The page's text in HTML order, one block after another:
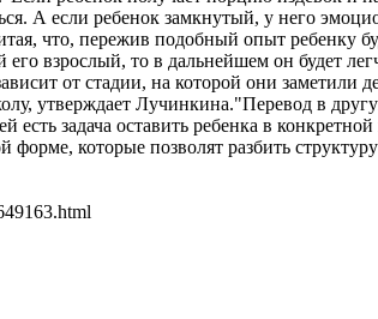
А если ребенок замкнутый, у него
что, пережив подобный опыт ребенку
взрослый, то в дальнейшем он будет
от стадии, на которой они заметили
утверждает Лучинкина."Перевод в
задача оставить ребенка в
которые позволят разбить